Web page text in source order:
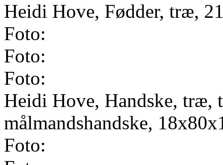
Heidi Hove, Fødder, træ,
Foto:
Foto:
Foto:
Heidi Hove, Handske, træ,
målmandshandske,
Foto: